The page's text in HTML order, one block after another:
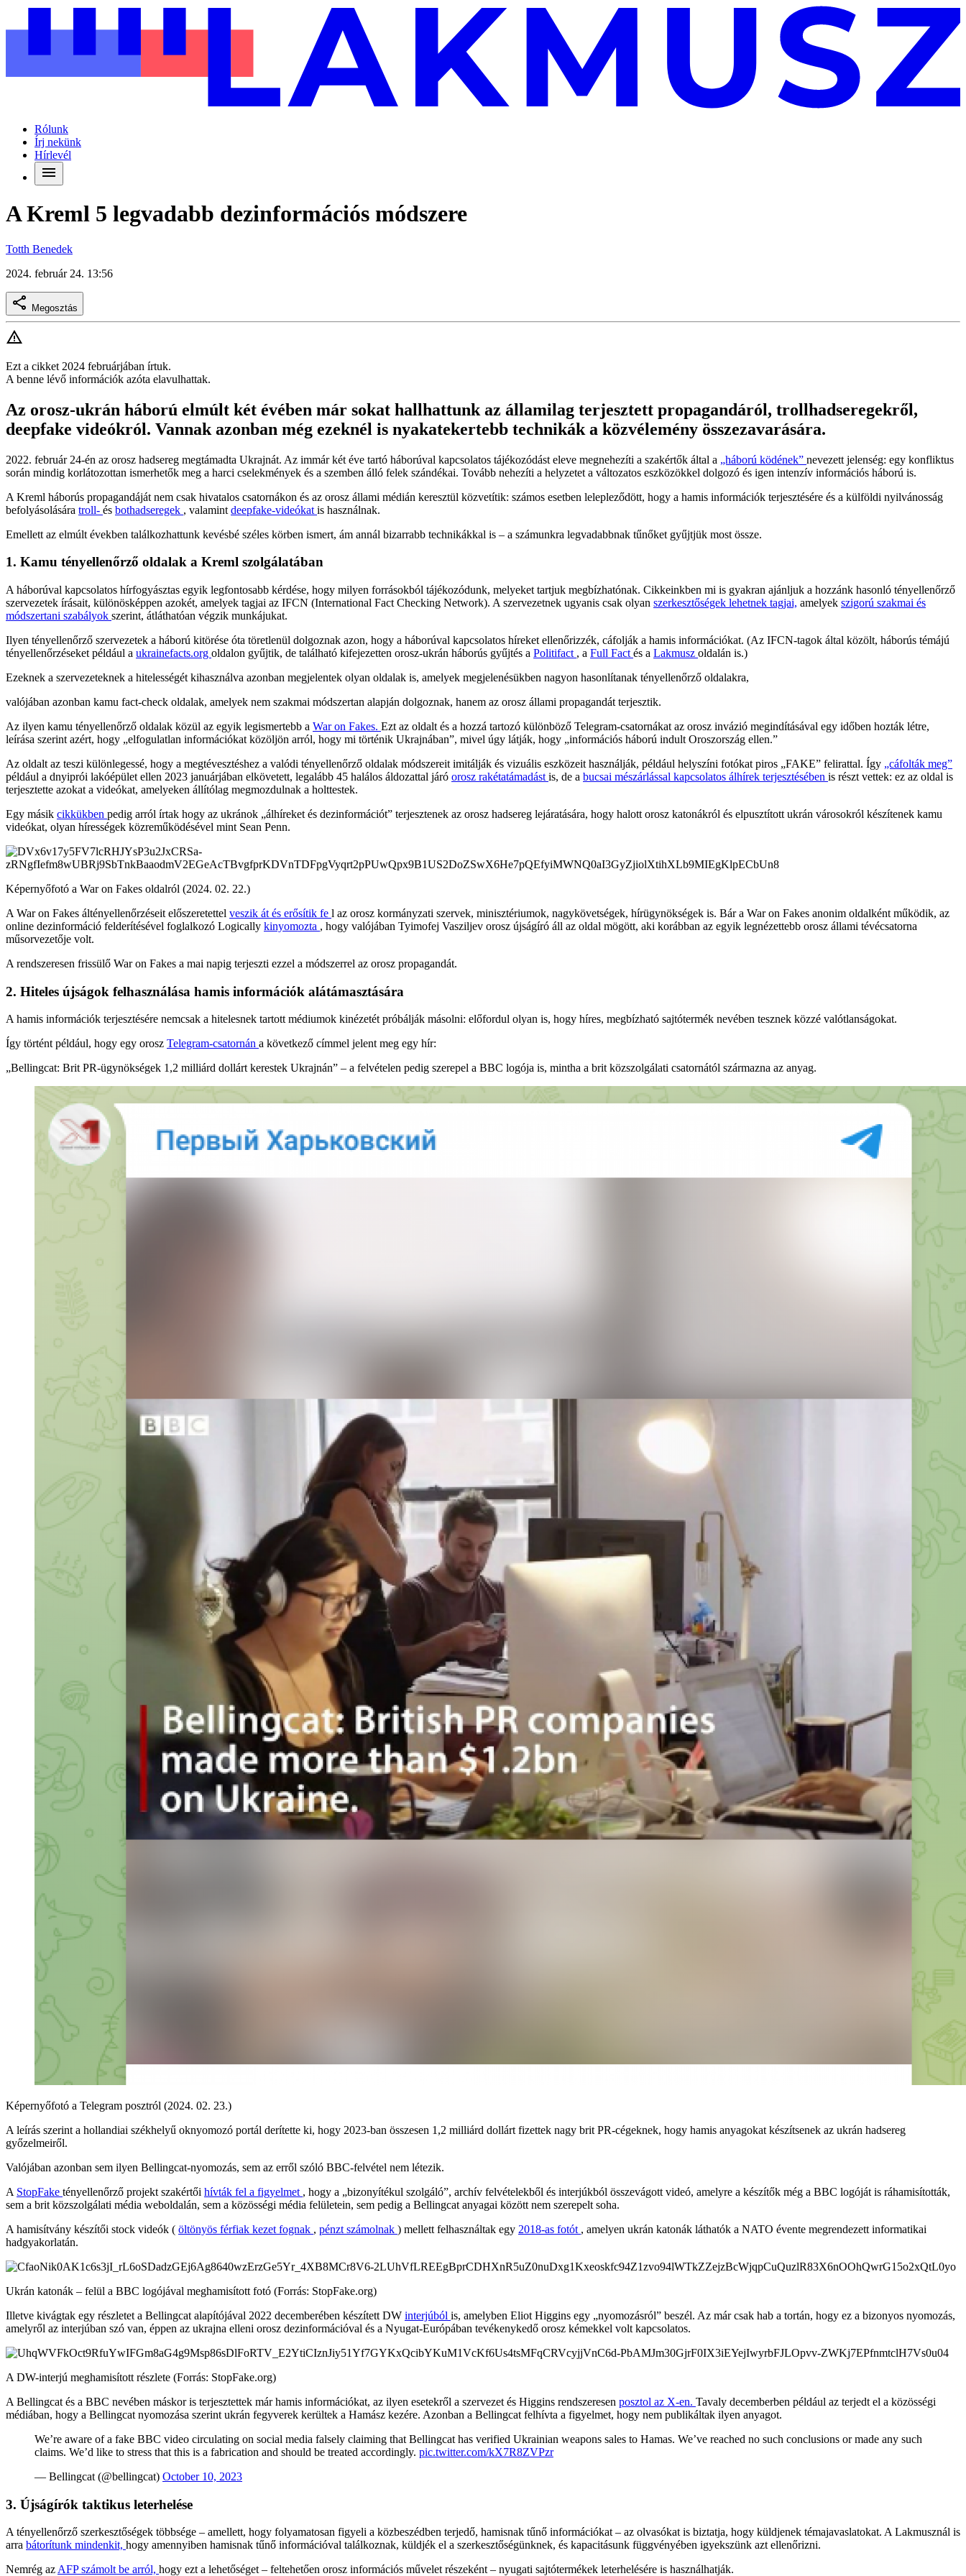
Rólunk
Írj nekünk
Hírlevél
A Kreml 5 legvadabb dezinformációs módszere
Totth Benedek
2024. február 24. 13:56
Megosztás
Ezt a cikket 2024 februárjában írtuk.
A benne lévő információk azóta elavulhattak.
Az orosz-ukrán háború elmúlt két évében már sokat hallhattunk az államilag terjesztett propagandáról, trollhadseregekről,
deepfake videókról. Vannak azonban még ezeknél is nyakatekertebb technikák a közvélemény összezavarására.
2022. február 24-én az orosz hadsereg megtámadta Ukrajnát. Az immár két éve tartó háborúval kapcsolatos tájékozódást eleve megnehezíti a szakértők által a „háború ködének” nevezett jelenség: egy konfliktus
során mindig korlátozottan ismerhetők meg a harci cselekmények és a szemben álló felek szándékai. Tovább nehezíti a helyzetet a változatos eszközökkel dolgozó és igen intenzív információs háború is.
A Kreml háborús propagandáját nem csak hivatalos csatornákon és az orosz állami médián keresztül közvetítik: számos esetben lelepleződött, hogy a hamis információk terjesztésére és a külföldi nyilvánosság
befolyásolására troll- és bothadseregek , valamint deepfake-videókat is használnak.
Emellett az elmúlt években találkozhattunk kevésbé széles körben ismert, ám annál bizarrabb technikákkal is – a számunkra legvadabbnak tűnőket gyűjtjük most össze.
1. Kamu tényellenőrző oldalak a Kreml szolgálatában
A háborúval kapcsolatos hírfogyásztas egyik legfontosabb kérdése, hogy milyen forrásokból tájékozódunk, melyeket tartjuk megbízhatónak. Cikkeinkben mi is gyakran ajánljuk a hozzánk hasonló tényellenőrző
szervezetek írásait, különösképpen azokét, amelyek tagjai az IFCN (International Fact Checking Network). A szervezetnek ugyanis csak olyan szerkesztőségek lehetnek tagjai, amelyek szigorú szakmai és
módszertani szabályok szerint, átláthatóan végzik munkájukat.
Ilyen tényellenőrző szervezetek a háború kitörése óta töretlenül dolgoznak azon, hogy a háborúval kapcsolatos híreket ellenőrizzék, cáfolják a hamis információkat. (Az IFCN-tagok által közölt, háborús témájú
tényellenőrzéseket például a ukrainefacts.org oldalon gyűjtik, de található kifejezetten orosz-ukrán háborús gyűjtés a Politifact , a Full Fact és a Lakmusz oldalán is.)
Ezeknek a szervezeteknek a hitelességét kihasználva azonban megjelentek olyan oldalak is, amelyek megjelenésükben nagyon hasonlítanak tényellenőrző oldalakra,
valójában azonban kamu fact-check oldalak, amelyek nem szakmai módszertan alapján dolgoznak, hanem az orosz állami propagandát terjesztik.
Az ilyen kamu tényellenőrző oldalak közül az egyik legismertebb a War on Fakes. Ezt az oldalt és a hozzá tartozó különböző Telegram-csatornákat az orosz invázió megindításával egy időben hozták létre,
leírása szerint azért, hogy „elfogulatlan információkat közöljön arról, hogy mi történik Ukrajnában”, mivel úgy látják, hogy „információs háború indult Oroszország ellen.”
Az oldalt az teszi különlegessé, hogy a megtévesztéshez a valódi tényellenőrző oldalak módszereit imitálják és vizuális eszközeit használják, például helyszíni fotókat piros „FAKE” felirattal. Így „cáfolták meg”
például a dnyiprói lakóépület ellen 2023 januárjában elkövetett, legalább 45 halálos áldozattal járó orosz rakétatámadást is, de a bucsai mészárlással kapcsolatos álhírek terjesztésében is részt vettek: ez az oldal is
terjesztette azokat a videókat, amelyeken állítólag megmozdulnak a holttestek.
Egy másik cikkükben pedig arról írtak hogy az ukránok „álhíreket és dezinformációt” terjesztenek az orosz hadsereg lejáratására, hogy halott orosz katonákról és elpusztított ukrán városokról készítenek kamu
videókat, olyan hírességek közreműködésével mint Sean Penn.
Képernyőfotó a War on Fakes oldalról (2024. 02. 22.)
A War on Fakes áltényellenőrzéseit előszeretettel veszik át és erősítik fe l az orosz kormányzati szervek, minisztériumok, nagykövetségek, hírügynökségek is. Bár a War on Fakes anonim oldalként működik, az
online dezinformáció felderítésével foglalkozó Logically kinyomozta , hogy valójában Tyimofej Vasziljev orosz újságíró áll az oldal mögött, aki korábban az egyik legnézettebb orosz állami tévécsatorna
műsorvezetője volt.
A rendszeresen frissülő War on Fakes a mai napig terjeszti ezzel a módszerrel az orosz propagandát.
2. Hiteles újságok felhasználása hamis információk alátámasztására
A hamis információk terjesztésére nemcsak a hitelesnek tartott médiumok kinézetét próbálják másolni: előfordul olyan is, hogy híres, megbízható sajtótermék nevében tesznek közzé valótlanságokat.
Így történt például, hogy egy orosz Telegram-csatornán a következő címmel jelent meg egy hír:
„Bellingcat: Brit PR-ügynökségek 1,2 milliárd dollárt kerestek Ukrajnán” – a felvételen pedig szerepel a BBC logója is, mintha a brit közszolgálati csatornától származna az anyag.
Képernyőfotó a Telegram posztról (2024. 02. 23.)
A leírás szerint a hollandiai székhelyű oknyomozó portál derítette ki, hogy 2023-ban összesen 1,2 milliárd dollárt fizettek nagy brit PR-cégeknek, hogy hamis anyagokat készítsenek az ukrán hadsereg
győzelmeiről.
Valójában azonban sem ilyen Bellingcat-nyomozás, sem az erről szóló BBC-felvétel nem létezik.
A StopFake tényellenőrző projekt szakértői hívták fel a figyelmet , hogy a „bizonyítékul szolgáló”, archív felvételekből és interjúkból összevágott videó, amelyre a készítők még a BBC logóját is ráhamisították,
sem a brit közszolgálati média weboldalán, sem a közösségi média felületein, sem pedig a Bellingcat anyagai között nem szerepelt soha.
A hamisítvány készítői stock videók ( öltönyös férfiak kezet fognak , pénzt számolnak ) mellett felhasználtak egy 2018-as fotót , amelyen ukrán katonák láthatók a NATO évente megrendezett informatikai
hadgyakorlatán.
Ukrán katonák – felül a BBC logójával meghamisított fotó (Forrás: StopFake.org)
Illetve kivágtak egy részletet a Bellingcat alapítójával 2022 decemberében készített DW interjúból is, amelyben Eliot Higgins egy „nyomozásról” beszél. Az már csak hab a tortán, hogy ez a bizonyos nyomozás,
amelyről az interjúban szó van, éppen az ukrajna elleni orosz dezinformációval és a Nyugat-Európában tevékenykedő orosz kémekkel volt kapcsolatos.
A DW-interjú meghamisított részlete (Forrás: StopFake.org)
A Bellingcat és a BBC nevében máskor is terjesztettek már hamis információkat, az ilyen esetekről a szervezet és Higgins rendszeresen posztol az X-en. Tavaly decemberben például az terjedt el a közösségi
médiában, hogy a Bellingcat nyomozása szerint ukrán fegyverek kerültek a Hamász kezére. Azonban a Bellingcat felhívta a figyelmet, hogy nem publikáltak ilyen anyagot.
We’re aware of a fake BBC video circulating on social media falsely claiming that Bellingcat has verified Ukrainian weapons sales to Hamas. We’ve reached no such conclusions or made any such
claims. We’d like to stress that this is a fabrication and should be treated accordingly. pic.twitter.com/kX7R8ZVPzr
— Bellingcat (@bellingcat) October 10, 2023
3. Újságírók taktikus leterhelése
A tényellenőrző szerkesztőségek többsége – amellett, hogy folyamatosan figyeli a közbeszédben terjedő, hamisnak tűnő információkat – az olvasókat is biztatja, hogy küldjenek témajavaslatokat. A Lakmusznál is
arra bátorítunk mindenkit, hogy amennyiben hamisnak tűnő információval találkoznak, küldjék el a szerkesztőségünknek, és kapacitásunk függvényében igyekszünk azt ellenőrizni.
Nemrég azAFP számolt be arról, hogy ezt a lehetőséget – feltehetően orosz információs művelet részeként – nyugati sajtótermékek leterhelésére is használhatják.